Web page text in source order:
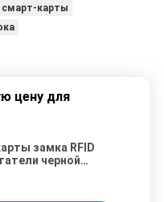
смарт-карты
цену для
замка RFID
черной